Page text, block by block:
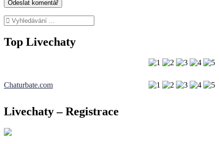
Top Livechaty
Chaturbate.com
Livechaty – Registrace